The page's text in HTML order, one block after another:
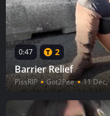
0:47 2
Barrier Relief
PissRIP Got2Pee 11 Dec,